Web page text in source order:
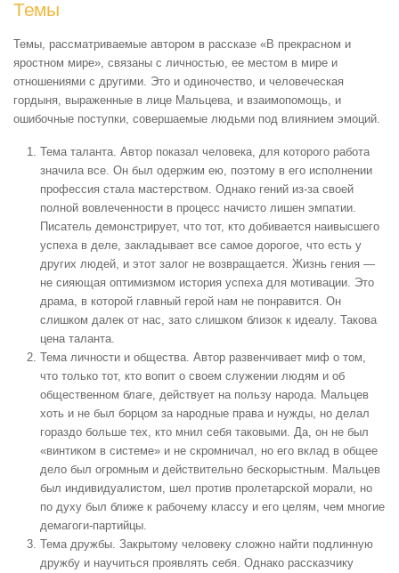
Темы
Темы, рассматриваемые автором в рассказе «В прекрасном и
яростном мире», связаны с личностью, ее местом в мире и
отношениями с другими. Это и одиночество, и человеческая
гордыня, выраженные в лице Мальцева, и взаимопомощь, и
ошибочные поступки, совершаемые людьми под влиянием эмоций.
Тема таланта. Автор показал человека, для которого работа
значила все. Он был одержим ею, поэтому в его исполнении
профессия стала мастерством. Однако гений из-за своей
полной вовлеченности в процесс начисто лишен эмпатии.
Писатель демонстрирует, что тот, кто добивается наивысшего
успеха в деле, закладывает все самое дорогое, что есть у
других людей, и этот залог не возвращается. Жизнь гения —
не сияющая оптимизмом история успеха для мотивации. Это
драма, в которой главный герой нам не понравится. Он
слишком далек от нас, зато слишком близок к идеалу. Такова
цена таланта.
Тема личности и общества. Автор развенчивает миф о том,
что только тот, кто вопит о своем служении людям и об
общественном благе, действует на пользу народа. Мальцев
хоть и не был борцом за народные права и нужды, но делал
гораздо больше тех, кто мнил себя таковыми. Да, он не был
«винтиком в системе» и не скромничал, но его вклад в общее
дело был огромным и действительно бескорыстным. Мальцев
был индивидуалистом, шел против пролетарской морали, но
по духу был ближе к рабочему классу и его целям, чем многие
демагоги-партийцы.
Тема дружбы. Закрытому человеку сложно найти подлинную
дружбу и научиться проявлять себя. Однако рассказчику